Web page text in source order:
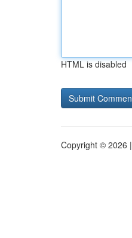
HTML is disabled
Copyright © 2026 |